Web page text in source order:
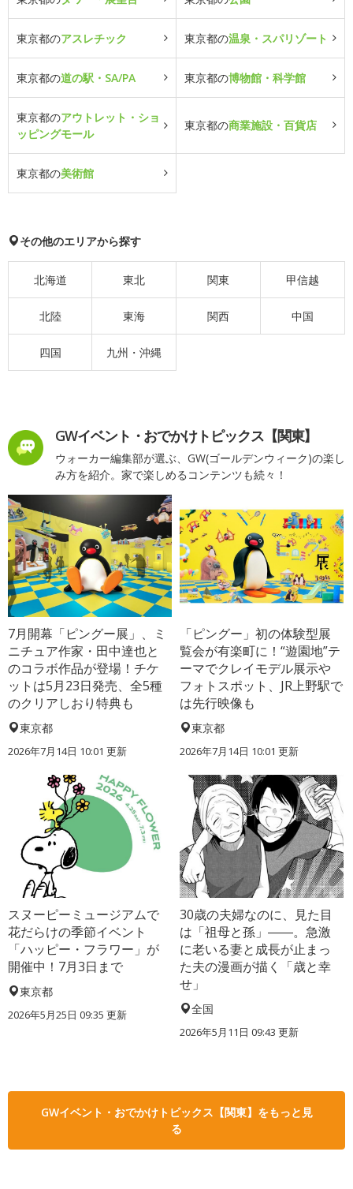
東京都のアスレチック 東京都の温泉・スパリゾート
東京都の道の駅・SA/PA 東京都の博物館・科学館
東京都のアウトレット・ショ
ッピングモール
東京都の商業施設・百貨店
東京都の美術館
その他のエリアから探す
北海道 東北 関東 甲信越
北陸 東海 関西 中国
四国 九州・沖縄
GWイベント・おでかけトピックス【関東】
ウォーカー編集部が選ぶ、GW(ゴールデンウィーク)の楽し
み方を紹介。家で楽しめるコンテンツも続々！
7月開幕「ピングー展」、ミ
ニチュア作家・田中達也と
のコラボ作品が登場！チケ
ットは5月23日発売、全5種
のクリアしおり特典も
東京都
2026年7月14日 10:01 更新
「ピングー」初の体験型展
覧会が有楽町に！“遊園地”テ
ーマでクレイモデル展示や
フォトスポット、JR上野駅で
は先行映像も
東京都
2026年7月14日 10:01 更新
スヌーピーミュージアムで
花だらけの季節イベント
「ハッピー・フラワー」が
開催中！7月3日まで
東京都
2026年5月25日 09:35 更新
30歳の夫婦なのに、見た目
は「祖母と孫」――。急激
に老いる妻と成長が止まっ
た夫の漫画が描く「歳と幸
せ」
全国
2026年5月11日 09:43 更新
GWイベント・おでかけトピックス【関東】をもっと見
る